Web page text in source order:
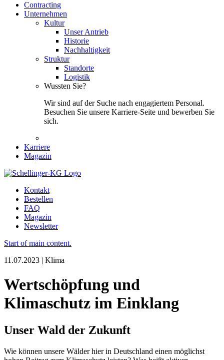
Contracting
Unternehmen
Kultur
Unser Antrieb
Historie
Nachhaltigkeit
Struktur
Standorte
Logistik
Wussten Sie?
Wir sind auf der Suche nach engagiertem Personal.
Besuchen Sie unsere Karriere-Seite und bewerben Sie
sich.
Karriere
Magazin
Kontakt
Bestellen
FAQ
Magazin
Newsletter
Start of main content.
11.07.2023 | Klima
Wertschöpfung und
Klimaschutz im Einklang
Unser Wald der Zukunft
Wie können unsere Wälder hier in Deutschland einen möglichst